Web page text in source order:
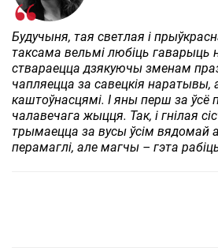
Будучыня, тая светлая і
таксама вельмі любіць гаварыць
ствараецца дзякуючы зменам
чапляецца за савецкія
каштоўнасцямі. І яны перш за ўсё
чалавечага жыцця. Так, і гнілая
трымаецца за вусы ўсім вядомай
перамаглі, але магчы – гэта